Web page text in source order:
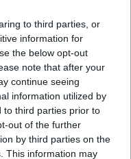
to third parties, or
information for
the below opt-out
note that after your
continue seeing
information utilized by
to third parties prior to
out of the further
by third parties on the
This information may